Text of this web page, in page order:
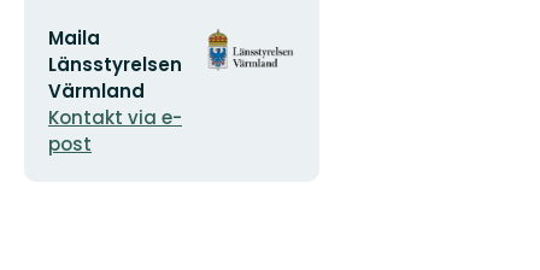
E-
postadress
Maila
Länsstyrelsen
Värmland
Kontakt via e-
post
Organisationens
logotyp